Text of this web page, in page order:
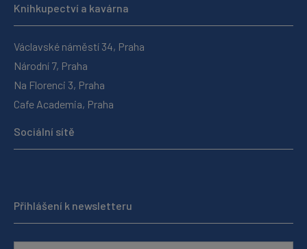
Knihkupectví a kavárna
Václavské náměstí 34, Praha
Národní 7, Praha
Na Florenci 3, Praha
Cafe Academia, Praha
Sociální sítě
Přihlášení k newsletteru